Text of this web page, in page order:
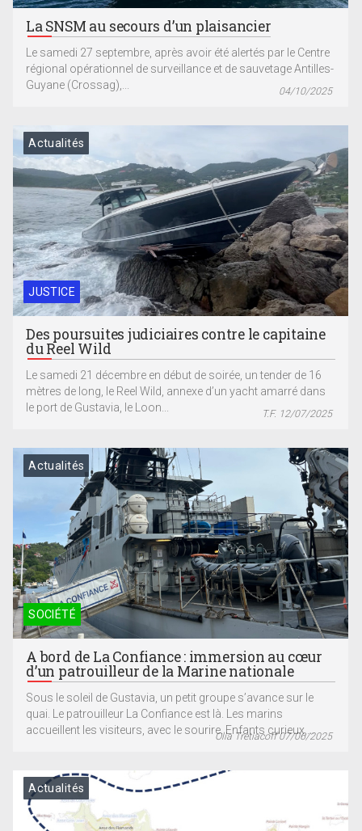
La SNSM au secours d’un plaisancier
Le samedi 27 septembre, après avoir été alertés par le Centre
régional opérationnel de surveillance et de sauvetage Antilles-
Guyane (Crossag),...
04/10/2025
JUSTICE
Actualités
Des poursuites judiciaires contre le capitaine
du Reel Wild
Le samedi 21 décembre en début de soirée, un tender de 16
mètres de long, le Reel Wild, annexe d’un yacht amarré dans
le port de Gustavia, le Loon...
T.F. 12/07/2025
SOCIÉTÉ
Actualités
A bord de La Confiance : immersion au cœur
d’un patrouilleur de la Marine nationale
Sous le soleil de Gustavia, un petit groupe s’avance sur le
quai. Le patrouilleur La Confiance est là. Les marins
accueillent les visiteurs, avec le sourire. Enfants curieux,...
Olia Tretiacoff 07/06/2025
Actualités